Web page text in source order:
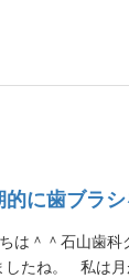
的に歯ブラ
は＾＾石山歯
したね。 私は